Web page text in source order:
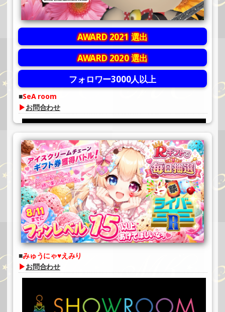
AWARD 2021 選出
AWARD 2020 選出
フォロワー3000人以上
SeA room
▶お問合わせ
みゅうにゃ♥えみり
▶お問合わせ